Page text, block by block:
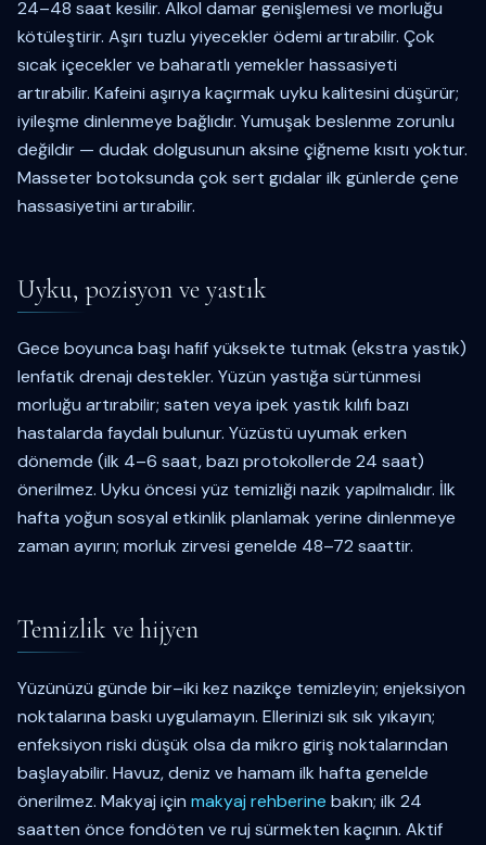
24–48 saat kesilir. Alkol damar genişlemesi ve morluğu
kötüleştirir. Aşırı tuzlu yiyecekler ödemi artırabilir. Çok
sıcak içecekler ve baharatlı yemekler hassasiyeti
artırabilir. Kafeini aşırıya kaçırmak uyku kalitesini düşürür;
iyileşme dinlenmeye bağlıdır. Yumuşak beslenme zorunlu
değildir — dudak dolgusunun aksine çiğneme kısıtı yoktur.
Masseter botoksunda çok sert gıdalar ilk günlerde çene
hassasiyetini artırabilir.
Uyku, pozisyon ve yastık
Gece boyunca başı hafif yüksekte tutmak (ekstra yastık)
lenfatik drenajı destekler. Yüzün yastığa sürtünmesi
morluğu artırabilir; saten veya ipek yastık kılıfı bazı
hastalarda faydalı bulunur. Yüzüstü uyumak erken
dönemde (ilk 4–6 saat, bazı protokollerde 24 saat)
önerilmez. Uyku öncesi yüz temizliği nazik yapılmalıdır. İlk
hafta yoğun sosyal etkinlik planlamak yerine dinlenmeye
zaman ayırın; morluk zirvesi genelde 48–72 saattir.
Temizlik ve hijyen
Yüzünüzü günde bir–iki kez nazikçe temizleyin; enjeksiyon
noktalarına baskı uygulamayın. Ellerinizi sık sık yıkayın;
enfeksiyon riski düşük olsa da mikro giriş noktalarından
başlayabilir. Havuz, deniz ve hamam ilk hafta genelde
önerilmez. Makyaj için makyaj rehberine bakın; ilk 24
saatten önce fondöten ve ruj sürmekten kaçının. Aktif